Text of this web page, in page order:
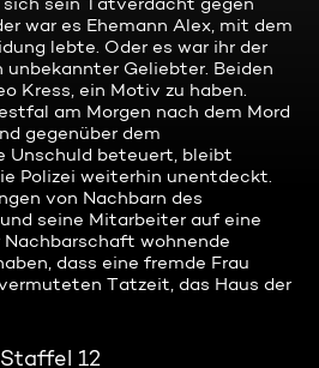
war es Ehemann Alex, mit dem
lebte. Oder es war ihr der
Geliebter. Beiden
Kress, ein Motiv zu haben.
am Morgen nach dem Mord
gegenüber dem
Unschuld beteuert, bleibt
Polizei weiterhin unentdeckt.
von Nachbarn des
seine Mitarbeiter auf eine
wohnende
dass eine fremde Frau
Tatzeit, das Haus der
12